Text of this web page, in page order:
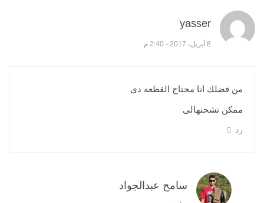
yasser
8 أبريل، 2017 - 2:40 م
من فضلك انا محتاج القطعه دى
ممكن تشحنهالى
رد
سامح عبدالجواد